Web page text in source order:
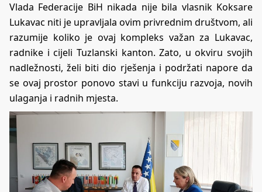
Vlada Federacije BiH nikada nije bila vlasnik Koksare
Lukavac niti je upravljala ovim privrednim društvom, ali
razumije koliko je ovaj kompleks važan za Lukavac,
radnike i cijeli Tuzlanski kanton. Zato, u okviru svojih
nadležnosti, želi biti dio rješenja i podržati napore da
se ovaj prostor ponovo stavi u funkciju razvoja, novih
ulaganja i radnih mjesta.